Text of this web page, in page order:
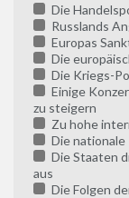
Die
Russlands
Europas
Die
Die Kriegs-
Einige
zu steigern
Zu hohe
Die nationale
Die Staaten
aus
Die Folgen